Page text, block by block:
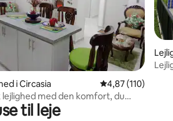
bedømmelse, 181 omtaler
i Circasia 4,87 ud af 5 i
4,87 (110)
lejlighed med den komfort, du
til leje